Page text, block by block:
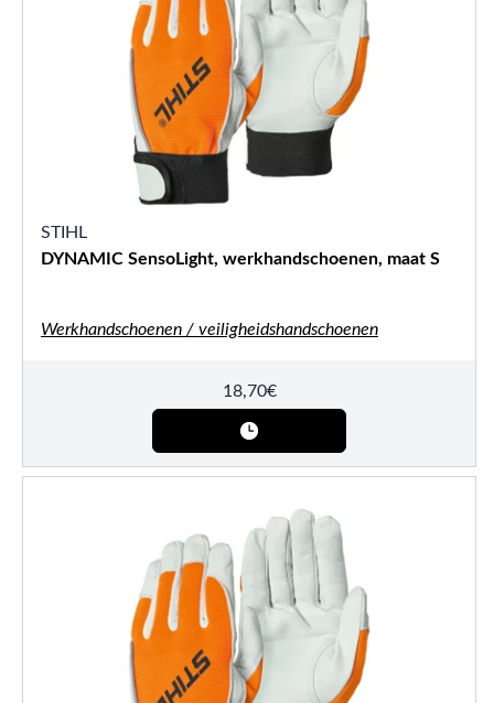
STIHL
DYNAMIC SensoLight, werkhandschoenen, maat S
Werkhandschoenen / veiligheidshandschoenen
18,70€